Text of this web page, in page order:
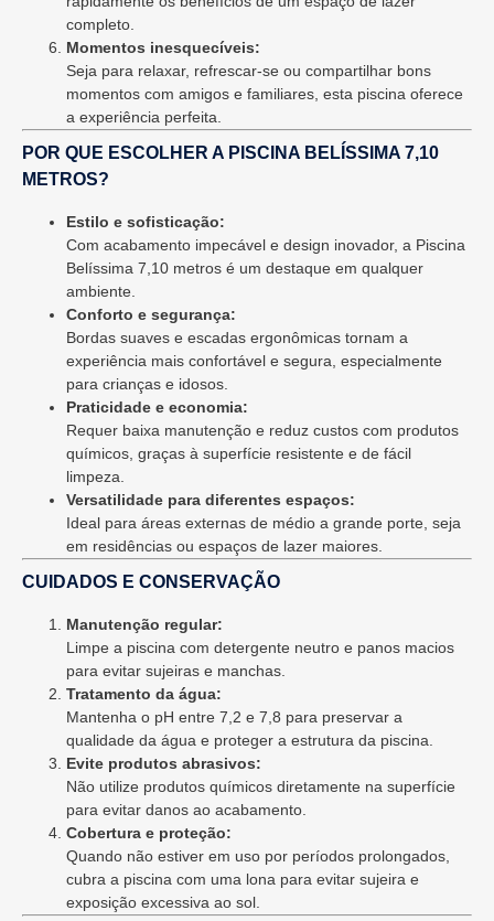
completo.
Momentos inesquecíveis:
Seja para relaxar, refrescar-se ou compartilhar bons
momentos com amigos e familiares, esta piscina oferece
a experiência perfeita.
POR QUE ESCOLHER A PISCINA BELÍSSIMA 7,10
METROS?
Estilo e sofisticação:
Com acabamento impecável e design inovador, a Piscina
Belíssima 7,10 metros é um destaque em qualquer
ambiente.
Conforto e segurança:
Bordas suaves e escadas ergonômicas tornam a
experiência mais confortável e segura, especialmente
para crianças e idosos.
Praticidade e economia:
Requer baixa manutenção e reduz custos com produtos
químicos, graças à superfície resistente e de fácil
limpeza.
Versatilidade para diferentes espaços:
Ideal para áreas externas de médio a grande porte, seja
em residências ou espaços de lazer maiores.
CUIDADOS E CONSERVAÇÃO
Manutenção regular:
Limpe a piscina com detergente neutro e panos macios
para evitar sujeiras e manchas.
Tratamento da água:
Mantenha o pH entre 7,2 e 7,8 para preservar a
qualidade da água e proteger a estrutura da piscina.
Evite produtos abrasivos:
Não utilize produtos químicos diretamente na superfície
para evitar danos ao acabamento.
Cobertura e proteção:
Quando não estiver em uso por períodos prolongados,
cubra a piscina com uma lona para evitar sujeira e
exposição excessiva ao sol.